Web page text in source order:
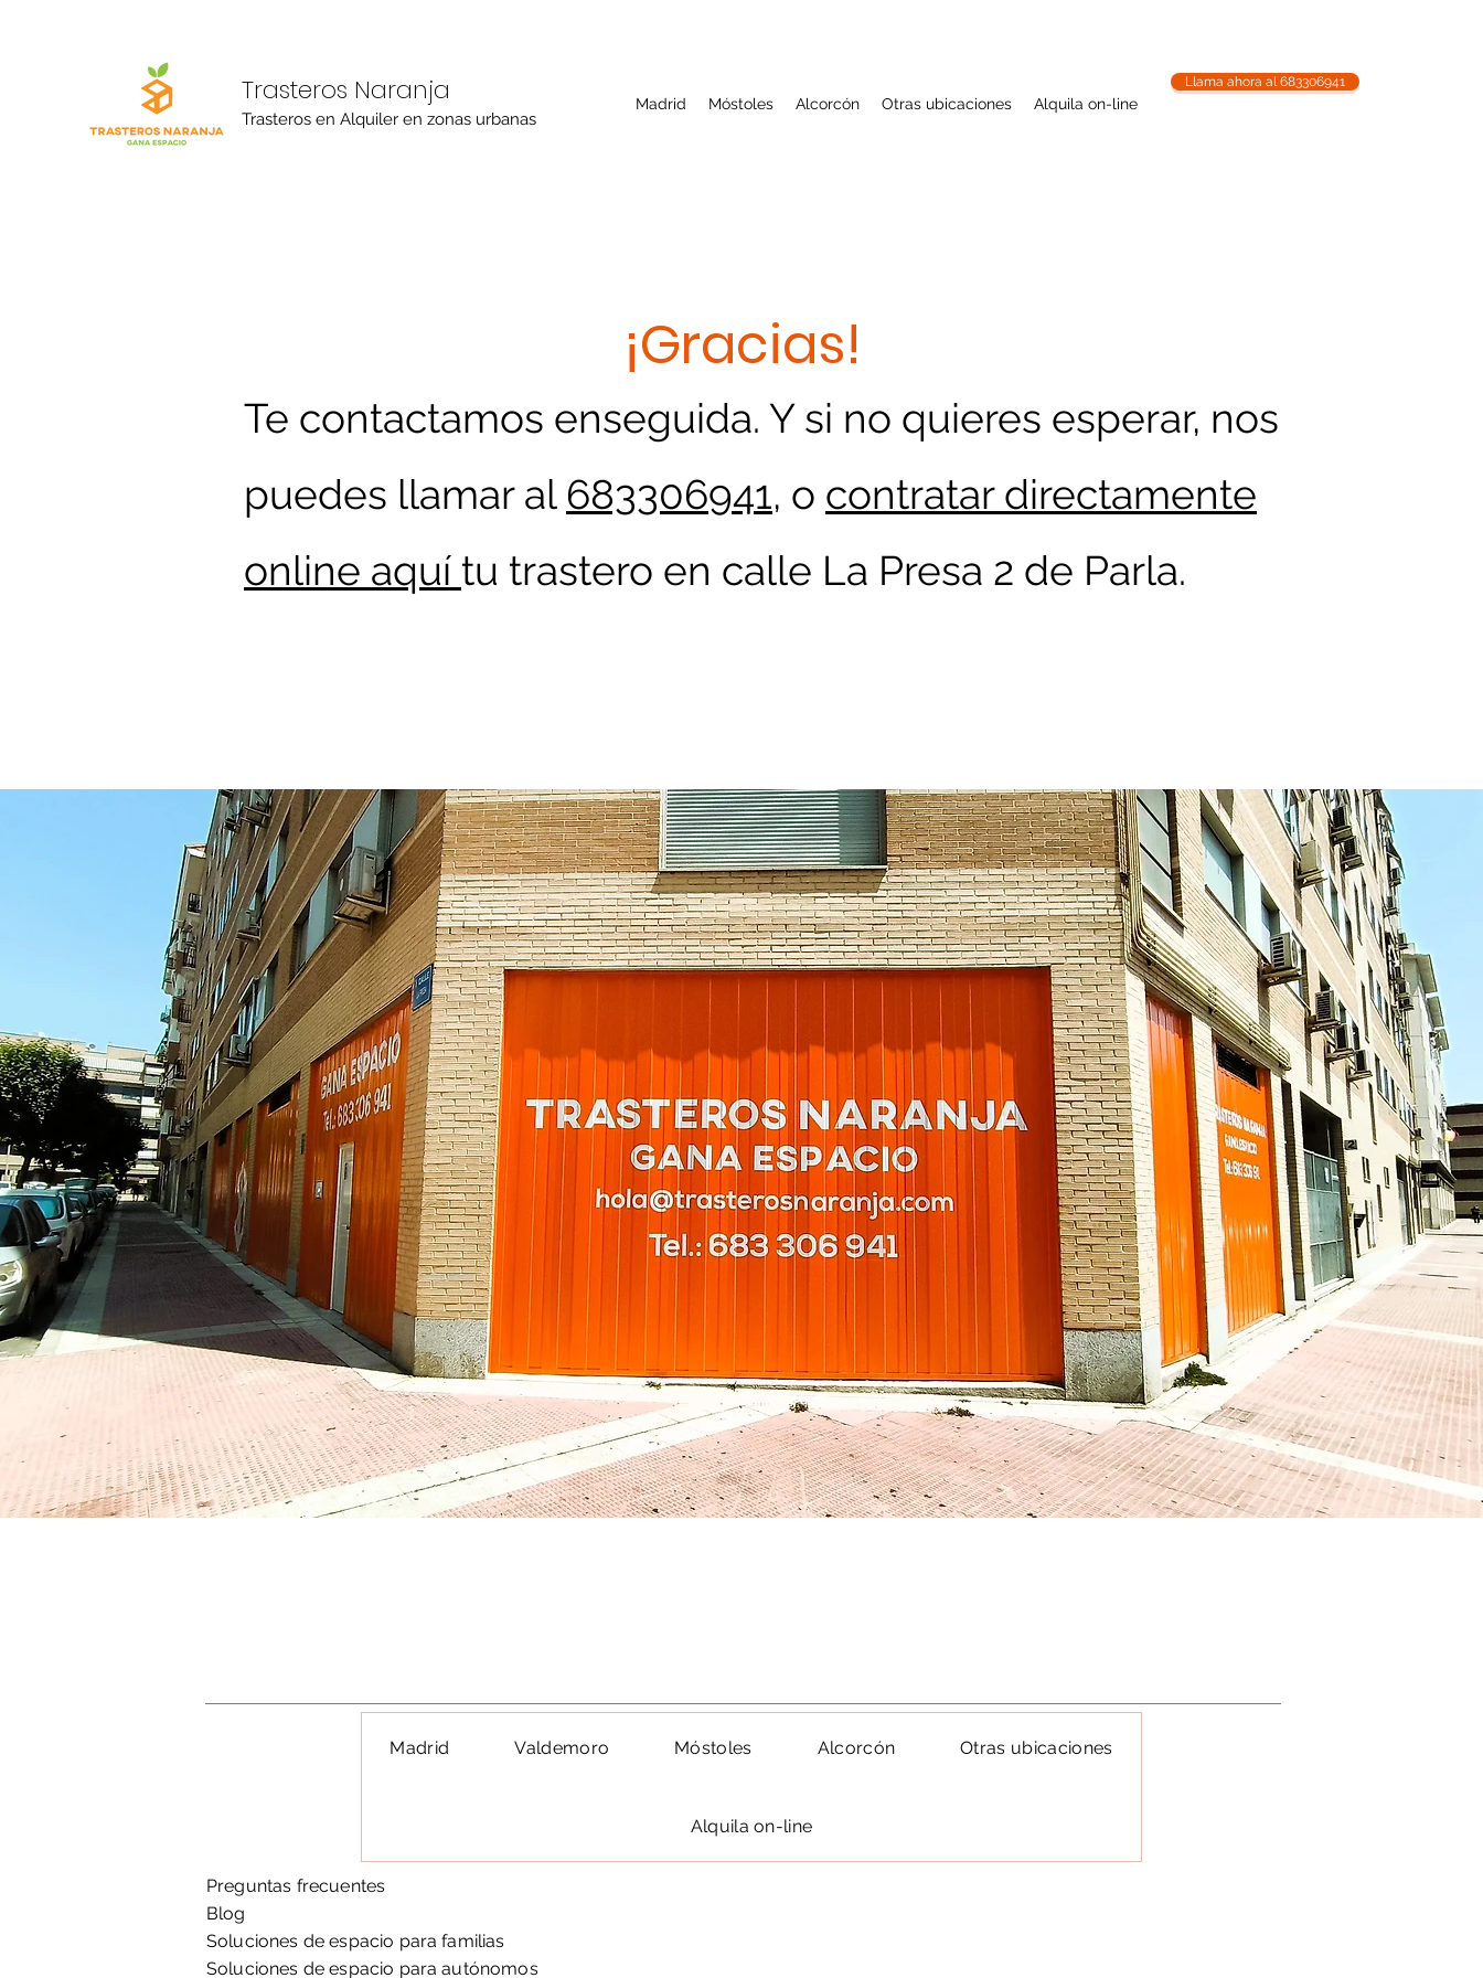
Trasteros Naranja
Trasteros en Alquiler en zonas urbanas
Madrid Móstoles Alcorcón Otras ubicaciones Alquila on-line
Llama ahora al 683306941
¡Gracias!
Te contactamos enseguida. Y si no quieres esperar, nos
puedes llamar al 683306941, o contratar directamente
online aquí tu trastero en calle La Presa 2 de Parla.
Madrid Valdemoro Móstoles Alcorcón Otras ubicaciones
Alquila on-line
Preguntas frecuentes
Blog
Soluciones de espacio para familias
Soluciones de espacio para autónomos